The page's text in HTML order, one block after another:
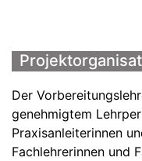
Der
genehmigtem
Praxisanleiterinnen
Fachlehrerinnen und